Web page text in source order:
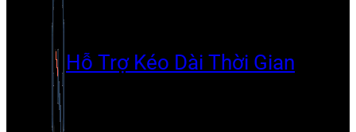
Hỗ Trợ Kéo Dài Thời Gian